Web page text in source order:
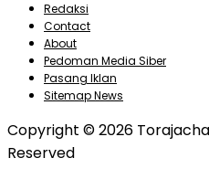
Redaksi
Contact
About
Pedoman Media Siber
Pasang Iklan
Sitemap News
Copyright © 2026
Reserved